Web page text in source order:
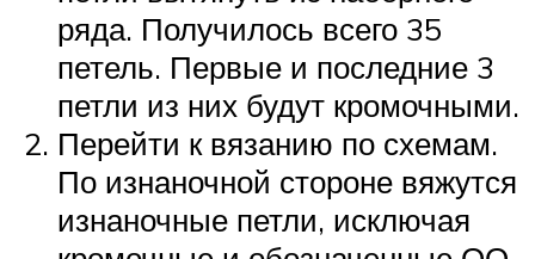
ряда. Получилось всего 35
петель. Первые и последние 3
петли из них будут кромочными.
Перейти к вязанию по схемам.
По изнаночной стороне вяжутся
изнаночные петли, исключая